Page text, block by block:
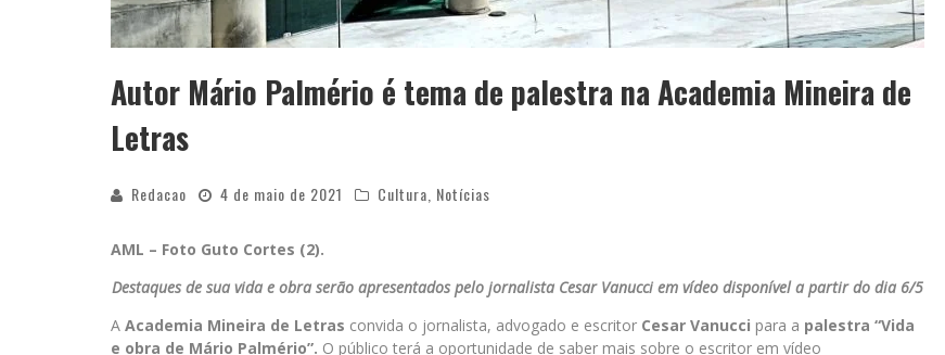
Autor Mário Palmério é tema de palestra na Academia Mineira de
Letras
Redacao 4 de maio de 2021 Cultura Notícias
AML – Foto Guto Cortes (2).
Destaques de sua vida e obra serão apresentados pelo jornalista Cesar Vanucci em vídeo disponível a partir do dia 6/5
A Academia Mineira de Letras convida o jornalista, advogado e escritor Cesar Vanucci para a palestra “Vida
e obra de Mário Palmério”. O público terá a oportunidade de saber mais sobre o escritor em vídeo